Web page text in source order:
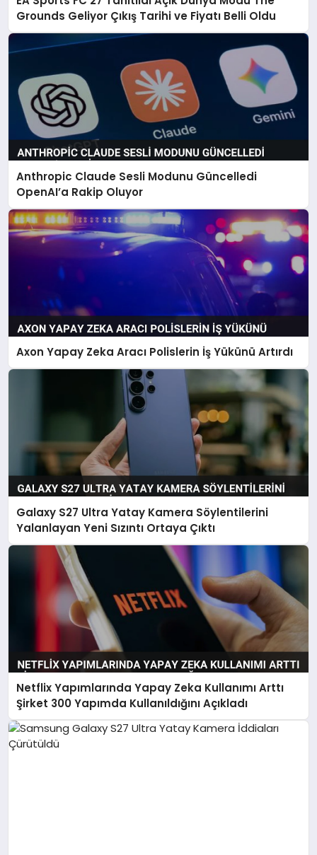
Grounds Geliyor Çıkış Tarihi ve Fiyatı Belli Oldu
Anthropic Claude Sesli Modunu Güncelledi
OpenAI’a Rakip Oluyor
Axon Yapay Zeka Aracı Polislerin İş Yükünü Artırdı
Galaxy S27 Ultra Yatay Kamera Söylentilerini
Yalanlayan Yeni Sızıntı Ortaya Çıktı
Netflix Yapımlarında Yapay Zeka Kullanımı Arttı
Şirket 300 Yapımda Kullanıldığını Açıkladı